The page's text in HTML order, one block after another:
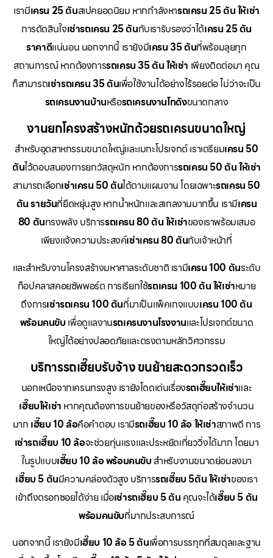
เรามีเครน 25 ตันสเปคยอดนิยม หากกำลังหารถเครน 25 ตัน ให้เช่า
การตัดสินใจเช่ารถเครน 25 ตันกับเรารับรองว่าได้เครน 25 ตัน
ราคาดีแน่นอน นอกจากนี้ เรายังมีเครน 35 ตันที่พร้อมลุยทุก
สถานการณ์ หากต้องการรถเครน 35 ตัน ให้เช่า เพียงติดต่อมา คุณ
ก็สามารถเช่ารถเครน 35 ตันเพื่อใช้งานได้อย่างไร้รอยต่อ ไม่ว่าจะเป็น
รถเครนงานบ้านหรือรถเครนงานโกดังขนาดกลาง
งานยกโครงสร้างหนักด้วยรถเครนขนาดใหญ่
สำหรับอุตสาหกรรมขนาดใหญ่และเมกะโปรเจกต์ เราเตรียมเครน 50
ตันไว้ตอบสนองการยกวัสดุหนัก หากต้องการรถเครน 50 ตัน ให้เช่า
สามารถเลือกเช่าเครน 50 ตันได้ตามแผนงาน โดยเฉพาะรถเครน 50
ตัน รายวันที่ยืดหยุ่นสูง หากน้ำหนักและสเกลงานมากขึ้น เรามีเครน
80 ตันทรงพลัง บริการรถเครน 80 ตัน ให้เช่าของเราพร้อมเสมอ
เพียงแจ้งความประสงค์เช่าเครน 80 ตันกับเจ้าหน้าที่
และสำหรับงานโครงสร้างมหาศาลระดับชาติ เรามีเครน 100 ตันระดับ
ท็อปคลาสคอยซัพพอร์ต การเรียกใช้รถเครน 100 ตัน ให้เช่าหมาย
ถึงการเช่ารถเครน 100 ตันที่มาเป็นแพ็คเกจแบบเครน 100 ตัน
พร้อมคนขับ เพื่อดูแลงานรถเครนงานโรงงานและโปรเจกต์ขนาด
ใหญ่ได้อย่างปลอดภัยและตรงตามหลักวิศวกรรม
บริการรถเฮี๊ยบรับจ้าง ขนย้ายสะดวกรวดเร็ว
นอกเหนือจากเครนทรงสูง เรายังโดดเด่นเรื่องรถเฮี๊ยบให้เช่าและ
เฮี๊ยบให้เช่า หากคุณต้องการขนย้ายของหรือวัสดุก่อสร้างจำนวน
มาก เฮี๊ยบ 10 ล้อคือคำตอบ เรามีรถเฮี๊ยบ 10 ล้อ ให้เช่าสภาพดี การ
เช่ารถเฮี๊ยบ 10 ล้อจะช่วยทุ่นแรงและประหยัดเที่ยววิ่งได้มาก โดยมา
ในรูปแบบเฮี๊ยบ 10 ล้อ พร้อมคนขับ สำหรับงานขนาดย่อมลงมา
เฮี๊ยบ 5 ตันมีความคล่องตัวสูง บริการรถเฮี๊ยบ 5ตัน ให้เช่าของเรา
เข้าถึงตรอกซอยได้ง่าย เมื่อเช่ารถเฮี๊ยบ 5 ตัน คุณจะได้เฮี๊ยบ 5 ตัน
พร้อมคนขับที่มากประสบการณ์
นอกจากนี้ เรายังมีเฮี๊ยบ 10 ล้อ 5 ตันเพื่อการบรรทุกที่สมดุลและฐาน